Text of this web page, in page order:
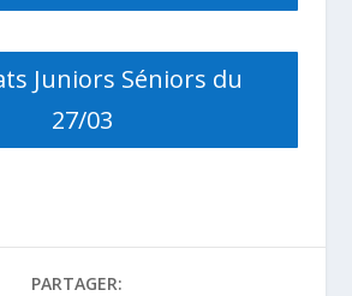
Juniors Séniors du
27/03
PARTAGER: